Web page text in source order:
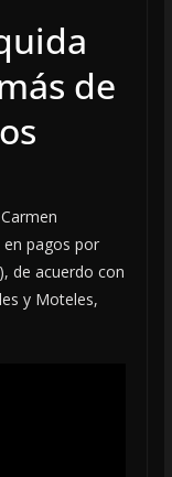
de
pagos por
de acuerdo con
y Moteles,